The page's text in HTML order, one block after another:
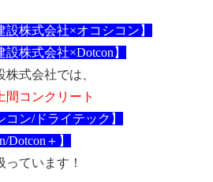
設株式会社×オコシコン】
設株式会社×Dotcon】
株式会社では、
間コンクリート
コン/ドライテック】
Dotcon＋】
っています！